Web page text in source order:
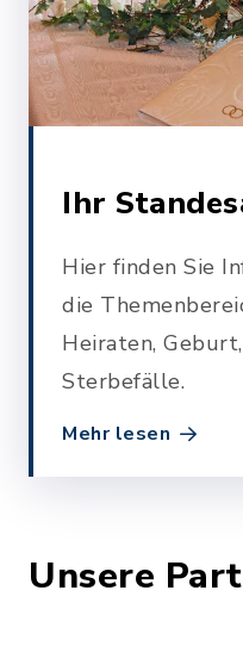
Ihr
Hier finden Sie
die
Heiraten,
Sterbefälle.
Mehr lesen
Unsere